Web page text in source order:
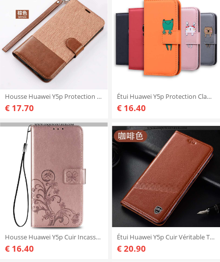
Housse Huawei Y5p Protection Marron Étui, Étui Huawei Y5p Portefeuille Téléphone Portable
€ 17.70
Étui Huawei Y5p Protection Clamshell, Coque Huawei Y5p Dessin Animé Téléphone Portable Orange
€ 16.40
Housse Huawei Y5p Cuir Incassable Clamshell, Étui Huawei Y5p Téléphone Portable Coque Rose
€ 16.40
Étui Huawei Y5p Cuir Véritable Téléphone Portable Marron, Coque Huawei Y5p Protection Marron
€ 20.90